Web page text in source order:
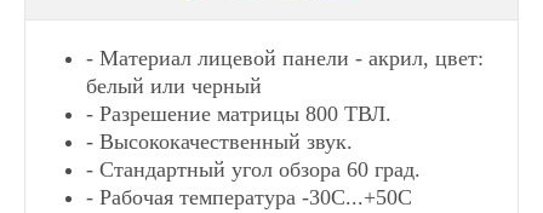
- Материал лицевой панели - акрил, цвет:
белый или черный
- Разрешение матрицы 800 ТВЛ.
- Высококачественный звук.
- Стандартный угол обзора 60 град.
- Рабочая температура -30С...+50С